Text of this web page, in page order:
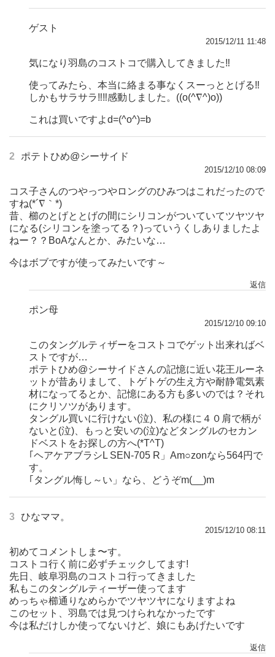
ゲスト
2015/12/11 11:48
気になり羽島のコストコで購入してきました‼
使ってみたら、本当に絡まる事なくスーっととげる‼
しかもサラサラ‼‼感動しました。((o(^∇^)o))
これは買いですよd=(^o^)=b
2 ポテトひめ@シーサイド
2015/12/10 08:09
コス子さんのつやっつやロングのひみつはこれだったので
すね(*´∇｀*)
昔、櫛のとげととげの間にシリコンがついていてツヤツヤ
になる(シリコンを塗ってる？)っていうくしありましたよ
ねー？？BoAなんとか、みたいな…
今はボブですが使ってみたいです～
返信
ポン母
2015/12/10 09:10
このタングルティザーをコストコでゲット出来ればベ
ストですが…
ポテトひめ@シーサイドさんの記憶に近い花王ルーネ
ットが昔ありまして、トゲトゲの生え方や耐静電気素
材になってるとか、記憶にある方も多いのでは？それ
にクリソツがあります。
タングル買いに行けない(泣)、私の様に４０肩で柄が
ないと(泣)、もっと安いの(泣)などタングルのセカン
ドベストをお探しの方へ(*T^T)
｢ヘアケアブラシL SEN-705 R」Am○zonなら564円で
す。
｢タングル悔し～い」なら、どうぞm(__)m
3 ひなママ。
2015/12/10 08:11
初めてコメントしま〜す。
コストコ行く前に必ずチェックしてます!
先日、岐阜羽島のコストコ行ってきました
私もこのタングルティーザー使ってます
めっちゃ櫛通りなめらかでツヤツヤになりますよね
このセット、羽島では見つけられなかったです
今は私だけしか使ってないけど、娘にもあげたいです
返信